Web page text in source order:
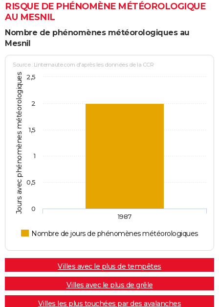
RISQUE DE PHÉNOMÈNE MÉTÉOROLOGIQUE
AU MESNIL
Nombre de phénomènes météorologiques au
Mesnil
Jours avec phénomènes météorologiques
Source : Linternaute.com d'après les données de la CCR
Nombre de jours de phénomènes météorologiques
1987
0
0,5
1
1,5
2
2,5
Villes avec le plus de tempêtes
Villes avec le plus de grêle
Villes les plus touchées par des avalanches